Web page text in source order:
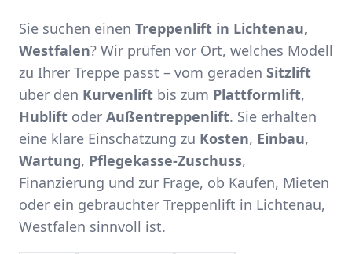
Sie suchen einen Treppenlift in Lichtenau,
Westfalen? Wir prüfen vor Ort, welches Modell
zu Ihrer Treppe passt – vom geraden Sitzlift
über den Kurvenlift bis zum Plattformlift,
Hublift oder Außentreppenlift. Sie erhalten
eine klare Einschätzung zu Kosten, Einbau,
Wartung, Pflegekasse-Zuschuss,
Finanzierung und zur Frage, ob Kaufen, Mieten
oder ein gebrauchter Treppenlift in Lichtenau,
Westfalen sinnvoll ist.